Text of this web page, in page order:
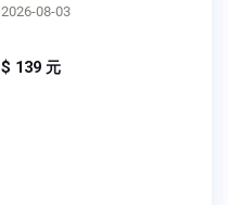
2026-08-03
$ 139 元